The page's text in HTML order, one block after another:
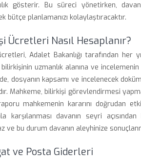
gösterir. Bu süreci yönetirken,
bütçe planlamanızı kolaylaştıracaktır.
Ücretleri Nasıl Hesaplanır?
Adalet Bakanlığı tarafından
uzmanlık alanına ve
dosyanın kapsamı ve incelenecek
Mahkeme, bilirkişi görevlendirmesi
mahkemenin kararını doğrudan
karşılanması davanın seyri
ve bu durum davanın aleyhinize
ve Posta Giderleri